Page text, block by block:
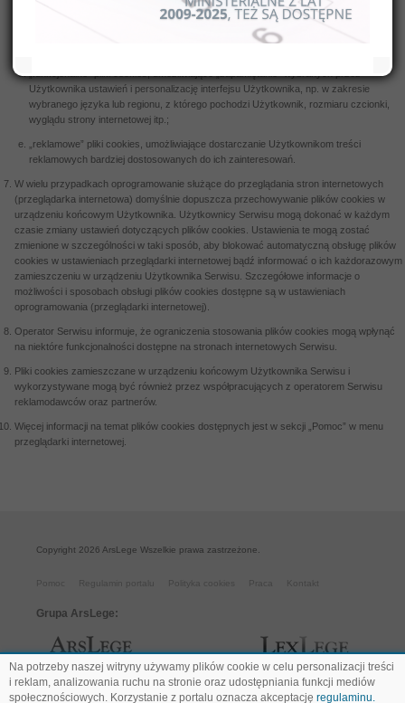
Na potrzeby naszej witryny używamy plików cookie w celu personalizacji treści
i reklam, analizowania ruchu na stronie oraz udostępniania funkcji mediów
społecznościowych. Korzystanie z portalu oznacza akceptację regulaminu.
wykrywania nadużyć w zakresie uwierzytelniania w ramach Serwisu;
„wydajnościowe” pliki cookies, umożliwiające zbieranie informacji o sposobie
Użytkownika ustawień i personalizację interfejsu Użytkownika, np. w zakresie
wybranego języka lub regionu, z którego pochodzi Użytkownik, rozmiaru czcionki,
wyglądu strony internetowej itp.;
„reklamowe” pliki cookies, umożliwiające dostarczanie Użytkownikom treści
reklamowych bardziej dostosowanych do ich zainteresowań.
W wielu przypadkach oprogramowanie służące do przeglądania stron internetowych
(przeglądarka internetowa) domyślnie dopuszcza przechowywanie plików cookies w
urządzeniu końcowym Użytkownika. Użytkownicy Serwisu mogą dokonać w każdym
czasie zmiany ustawień dotyczących plików cookies. Ustawienia te mogą zostać
zmienione w szczególności w taki sposób, aby blokować automatyczną obsługę plików
cookies w ustawieniach przeglądarki internetowej bądź informować o ich każdorazowym
zamieszczeniu w urządzeniu Użytkownika Serwisu. Szczegółowe informacje o
możliwości i sposobach obsługi plików cookies dostępne są w ustawieniach
oprogramowania (przeglądarki internetowej).
Operator Serwisu informuje, że ograniczenia stosowania plików cookies mogą wpłynąć
na niektóre funkcjonalności dostępne na stronach internetowych Serwisu.
Pliki cookies zamieszczane w urządzeniu końcowym Użytkownika Serwisu i
wykorzystywane mogą być również przez współpracujących z operatorem Serwisu
reklamodawców oraz partnerów.
Więcej informacji na temat plików cookies dostępnych jest w sekcji „Pomoc” w menu
przeglądarki internetowej.
Copyright 2026 ArsLege Wszelkie prawa zastrzeżone.
Pomoc Regulamin portalu Polityka cookies Praca Kontakt
Grupa ArsLege: